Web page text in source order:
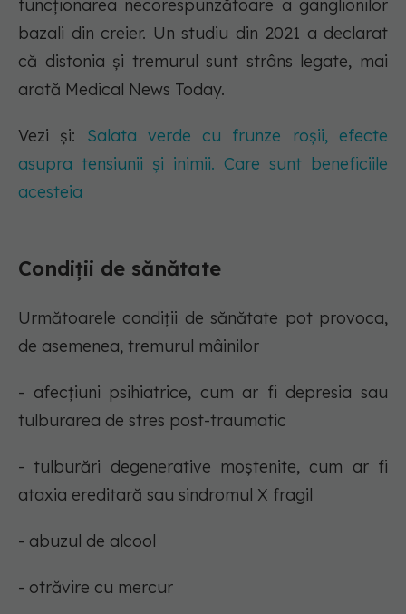
funcționarea necorespunzătoare a ganglionilor
bazali din creier. Un studiu din 2021 a declarat
că distonia și tremurul sunt strâns legate, mai
arată Medical News Today.
Vezi și: Salata verde cu frunze roșii, efecte
asupra tensiunii și inimii. Care sunt beneficiile
acesteia
Condiții de sănătate
Următoarele condiții de sănătate pot provoca,
de asemenea, tremurul mâinilor
- afecțiuni psihiatrice, cum ar fi depresia sau
tulburarea de stres post-traumatic
- tulburări degenerative moștenite, cum ar fi
ataxia ereditară sau sindromul X fragil
- abuzul de alcool
- otrăvire cu mercur